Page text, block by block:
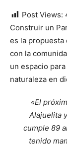
Post Views:
Construir un
es la
con la
un espacio
naturaleza en
«El
Alajuelita
cumple 89
tenido